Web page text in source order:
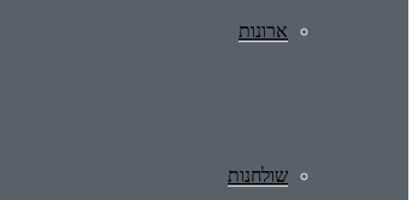
ארונות
שולחנות